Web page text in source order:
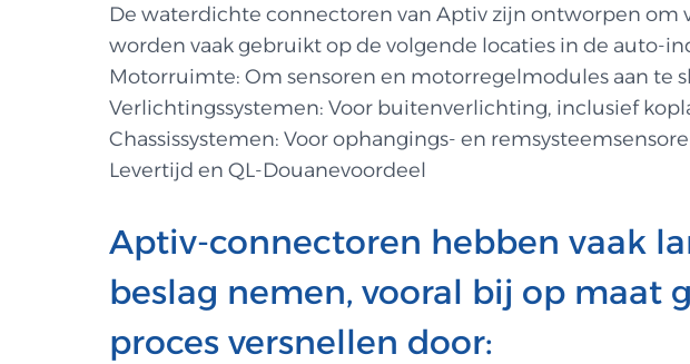
De waterdichte connectoren van Aptiv zijn ontworpen
worden vaak gebruikt op de volgende locaties in de auto-
Motorruimte: Om sensoren en motorregelmodules aan te
Verlichtingssystemen: Voor buitenverlichting, inclusief
Chassissystemen: Voor ophangings- en
Levertijd en QL-Douanevoordeel
Aptiv-connectoren hebben vaak
beslag nemen, vooral bij op maat
proces versnellen door: